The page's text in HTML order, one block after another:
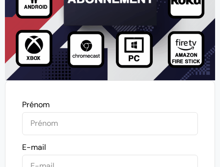
Prénom
E-mail